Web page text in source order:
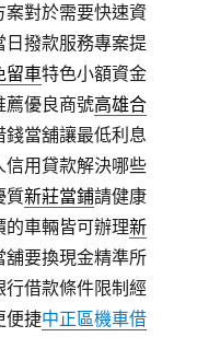
對於需要快速資
撥款服務專案提
留車特色小額資金
薦優良商號高雄合
當舖讓最低利息
信用貸款解決哪些
質新莊當鋪請健康
的車輛皆可辦理新
舖要換現金精準所
行借款條件限制經
便捷中正區機車借